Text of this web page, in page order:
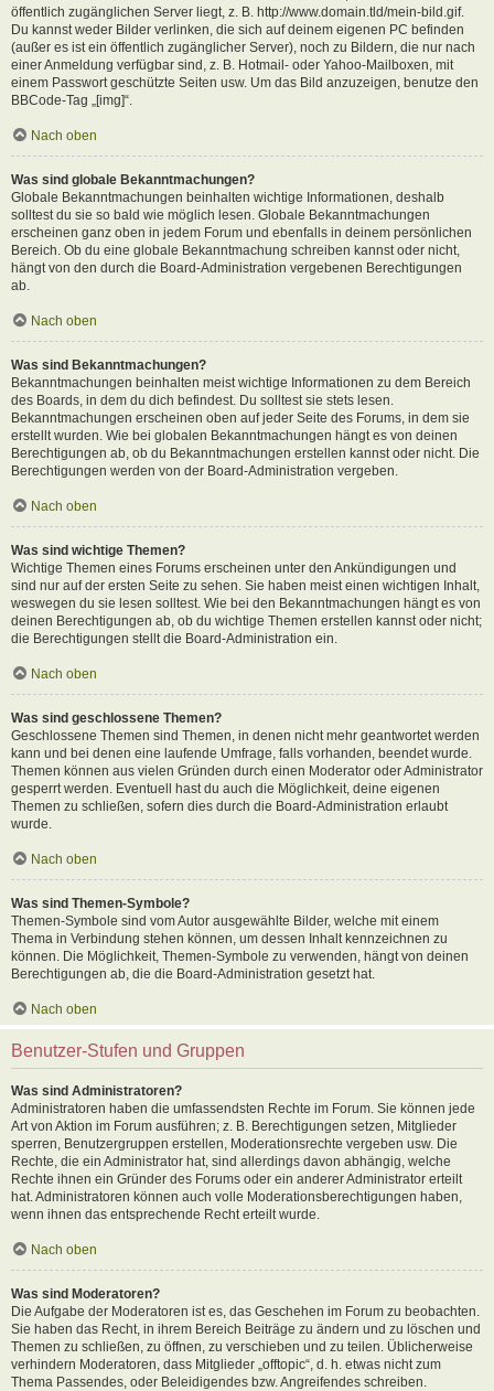
öffentlich zugänglichen Server liegt, z. B. http://www.domain.tld/mein-bild.gif.
Du kannst weder Bilder verlinken, die sich auf deinem eigenen PC befinden
(außer es ist ein öffentlich zugänglicher Server), noch zu Bildern, die nur nach
einer Anmeldung verfügbar sind, z. B. Hotmail- oder Yahoo-Mailboxen, mit
einem Passwort geschützte Seiten usw. Um das Bild anzuzeigen, benutze den
BBCode-Tag „[img]“.
Nach oben
Was sind globale Bekanntmachungen?
Globale Bekanntmachungen beinhalten wichtige Informationen, deshalb
solltest du sie so bald wie möglich lesen. Globale Bekanntmachungen
erscheinen ganz oben in jedem Forum und ebenfalls in deinem persönlichen
Bereich. Ob du eine globale Bekanntmachung schreiben kannst oder nicht,
hängt von den durch die Board-Administration vergebenen Berechtigungen
ab.
Nach oben
Was sind Bekanntmachungen?
Bekanntmachungen beinhalten meist wichtige Informationen zu dem Bereich
des Boards, in dem du dich befindest. Du solltest sie stets lesen.
Bekanntmachungen erscheinen oben auf jeder Seite des Forums, in dem sie
erstellt wurden. Wie bei globalen Bekanntmachungen hängt es von deinen
Berechtigungen ab, ob du Bekanntmachungen erstellen kannst oder nicht. Die
Berechtigungen werden von der Board-Administration vergeben.
Nach oben
Was sind wichtige Themen?
Wichtige Themen eines Forums erscheinen unter den Ankündigungen und
sind nur auf der ersten Seite zu sehen. Sie haben meist einen wichtigen Inhalt,
weswegen du sie lesen solltest. Wie bei den Bekanntmachungen hängt es von
deinen Berechtigungen ab, ob du wichtige Themen erstellen kannst oder nicht;
die Berechtigungen stellt die Board-Administration ein.
Nach oben
Was sind geschlossene Themen?
Geschlossene Themen sind Themen, in denen nicht mehr geantwortet werden
kann und bei denen eine laufende Umfrage, falls vorhanden, beendet wurde.
Themen können aus vielen Gründen durch einen Moderator oder Administrator
gesperrt werden. Eventuell hast du auch die Möglichkeit, deine eigenen
Themen zu schließen, sofern dies durch die Board-Administration erlaubt
wurde.
Nach oben
Was sind Themen-Symbole?
Themen-Symbole sind vom Autor ausgewählte Bilder, welche mit einem
Thema in Verbindung stehen können, um dessen Inhalt kennzeichnen zu
können. Die Möglichkeit, Themen-Symbole zu verwenden, hängt von deinen
Berechtigungen ab, die die Board-Administration gesetzt hat.
Nach oben
Benutzer-Stufen und Gruppen
Was sind Administratoren?
Administratoren haben die umfassendsten Rechte im Forum. Sie können jede
Art von Aktion im Forum ausführen; z. B. Berechtigungen setzen, Mitglieder
sperren, Benutzergruppen erstellen, Moderationsrechte vergeben usw. Die
Rechte, die ein Administrator hat, sind allerdings davon abhängig, welche
Rechte ihnen ein Gründer des Forums oder ein anderer Administrator erteilt
hat. Administratoren können auch volle Moderationsberechtigungen haben,
wenn ihnen das entsprechende Recht erteilt wurde.
Nach oben
Was sind Moderatoren?
Die Aufgabe der Moderatoren ist es, das Geschehen im Forum zu beobachten.
Sie haben das Recht, in ihrem Bereich Beiträge zu ändern und zu löschen und
Themen zu schließen, zu öffnen, zu verschieben und zu teilen. Üblicherweise
verhindern Moderatoren, dass Mitglieder „offtopic“, d. h. etwas nicht zum
Thema Passendes, oder Beleidigendes bzw. Angreifendes schreiben.